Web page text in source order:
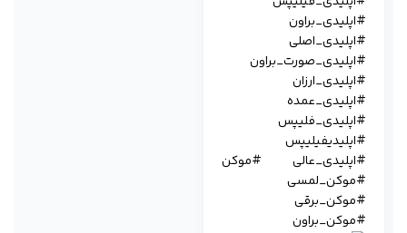
#اپلیدی_براون
#اپلیدی_اصلی
#اپلیدی_صورت_براون
#اپلیدی_ارزان
#اپلیدی_عمده
#اپلیدی_فلیپس
#اپلیدیفیلیپس
#اپلیدی_عالی #موکن
#موکن_لمسی
#موکن_برقی
#موکن_براون